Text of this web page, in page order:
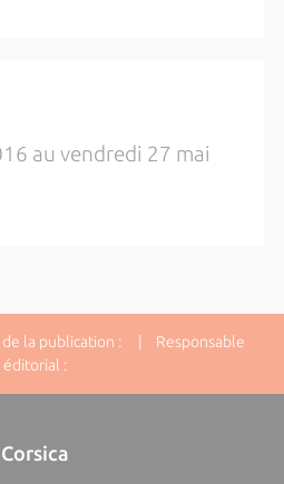
au vendredi 27 mai
la publication : | Responsable
éditorial :